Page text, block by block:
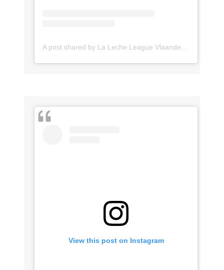
A post shared by La Leche League Vlaanderen (@lll_vlaanderen)
View this post on Instagram